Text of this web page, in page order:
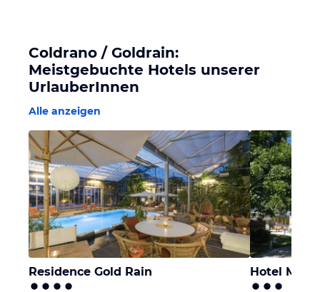
Coldrano / Goldrain:
Meistgebuchte Hotels unserer
UrlauberInnen
Alle anzeigen
Residence Gold Rain Hotel